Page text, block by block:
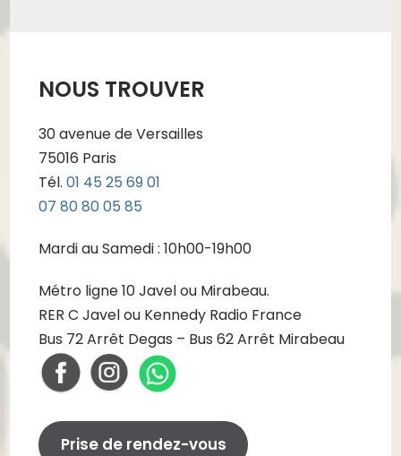
NOUS TROUVER
30 avenue de Versailles
75016 Paris
Tél.01 45 25 69 01
07 80 80 05 85
Mardi au Samedi : 10h00-19h00
Métro ligne 10 Javel ou Mirabeau.
RER C Javel ou Kennedy Radio France
Bus 72 Arrêt Degas – Bus 62 Arrêt Mirabeau
Prise de rendez-vous